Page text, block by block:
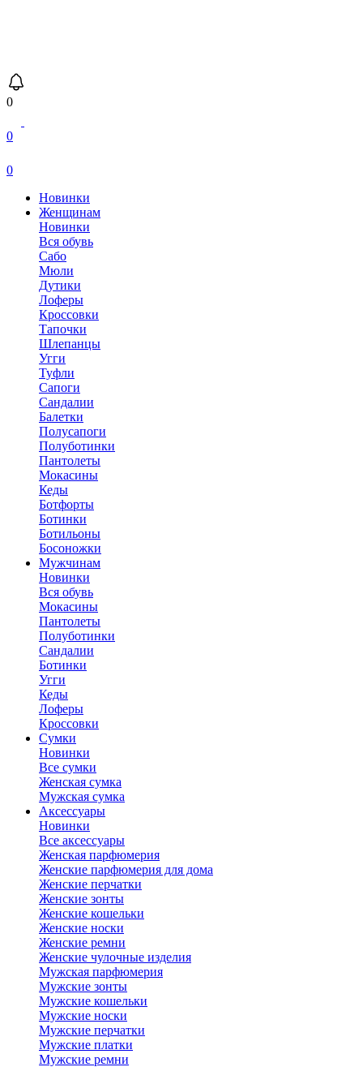
0
0
0
Новинки
Женщинам
Новинки
Вся обувь
Сабо
Мюли
Дутики
Лоферы
Кроссовки
Тапочки
Шлепанцы
Угги
Туфли
Сапоги
Сандалии
Балетки
Полусапоги
Полуботинки
Пантолеты
Мокасины
Кеды
Ботфорты
Ботинки
Ботильоны
Босоножки
Мужчинам
Новинки
Вся обувь
Мокасины
Пантолеты
Полуботинки
Сандалии
Ботинки
Угги
Кеды
Лоферы
Кроссовки
Сумки
Новинки
Все сумки
Женская сумка
Мужская сумка
Аксессуары
Новинки
Все аксессуары
Женская парфюмерия
Женские парфюмерия для дома
Женские перчатки
Женские зонты
Женские кошельки
Женские носки
Женские ремни
Женские чулочные изделия
Мужская парфюмерия
Мужские зонты
Мужские кошельки
Мужские носки
Мужские перчатки
Мужские платки
Мужские ремни